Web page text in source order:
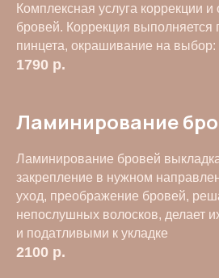
Комплексная услуга коррекции
бровей. Коррекция
пинцета, окрашивание на выбор:
1790 р.
Ламинирование
Ламинирование бровей
закрепление в нужном
уход, преображение бровей,
непослушных волосков, делает
и податливыми к укладке
2100 р.